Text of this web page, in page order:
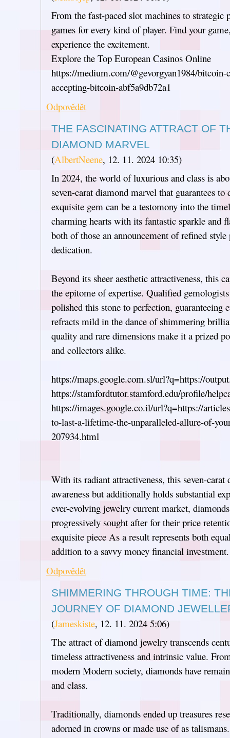
From the fast-paced slot machines to strategic
games for every kind of player. Find your
experience the excitement.
Explore the Top European Casinos Online
https://medium.com/@gevorgyan1984/bitcoin-
accepting-bitcoin-abf5a9db72a1
Odpovědět
THE FASCINATING ATTRACT OF
DIAMOND MARVEL
(AlbertNeene, 12. 11. 2024 10:35)
In 2024, the world of luxurious and class is
seven-carat diamond marvel that guarantees
exquisite gem can be a testomony into the
charming hearts with its fantastic sparkle and
both of those an announcement of refined
dedication.
Beyond its sheer aesthetic attractiveness, this
the epitome of expertise. Qualified
polished this stone to perfection, guaranteeing
refracts mild in the dance of shimmering
quality and rare dimensions make it a prized
and collectors alike.
https://maps.google.com.sl/url?q=https://
https://stamfordtutor.stamford.edu/profile/
https://images.google.co.il/url?q=https://
to-last-a-lifetime-the-unparalleled-allure-of-
207934.html
With its radiant attractiveness, this seven-carat
awareness but additionally holds substantial
ever-evolving jewelry current market,
progressively sought after for their price
exquisite piece As a result represents both
addition to a savvy money financial investment.
Odpovědět
SHIMMERING THROUGH TIME:
JOURNEY OF DIAMOND
(Jameskiste, 12. 11. 2024 5:06)
The attract of diamond jewelry transcends
timeless attractiveness and intrinsic value.
modern Modern society, diamonds have
and class.
Traditionally, diamonds ended up treasures
adorned in crowns or made use of as